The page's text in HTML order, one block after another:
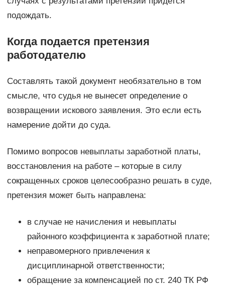
подождать.
Когда подается претензия
работодателю
Составлять такой документ необязательно в том
смысле, что судья не вынесет определение о
возвращении искового заявления. Это если есть
намерение дойти до суда.
Помимо вопросов невыплаты заработной платы,
восстановления на работе – которые в силу
сокращенных сроков целесообразно решать в суде,
претензия может быть направлена:
в случае не начисления и невыплаты
районного коэффициента к заработной плате;
неправомерного привлечения к
дисциплинарной ответственности;
обращение за компенсацией по ст. 240 ТК РФ